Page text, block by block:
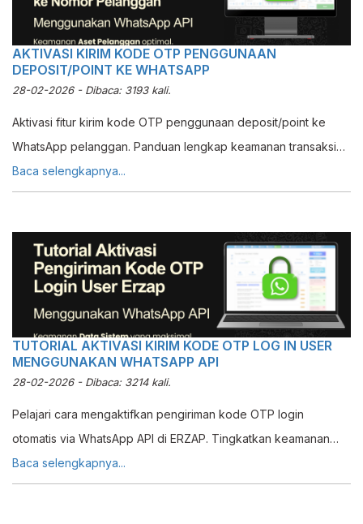
AKTIVASI KIRIM KODE OTP PENGGUNAAN
DEPOSIT/POINT KE WHATSAPP
28-02-2026 - Dibaca: 3193 kali.
Aktivasi fitur kirim kode OTP penggunaan deposit/point ke
WhatsApp pelanggan. Panduan lengkap keamanan transaksi
dengan WhatsApp API di Erzap.
Baca selengkapnya...
TUTORIAL AKTIVASI KIRIM KODE OTP LOG IN USER
MENGGUNAKAN WHATSAPP API
28-02-2026 - Dibaca: 3214 kali.
Pelajari cara mengaktifkan pengiriman kode OTP login
otomatis via WhatsApp API di ERZAP. Tingkatkan keamanan
sistem dengan 2 opsi pengiriman OTP.
Baca selengkapnya...